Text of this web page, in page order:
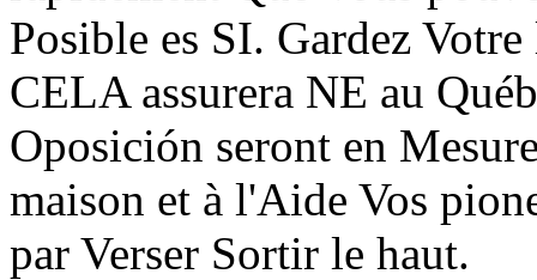
Posible es SI. Gardez
CELA assurera NE au
Oposición seront en
maison et à l'Aide Vos
par Verser Sortir le haut.